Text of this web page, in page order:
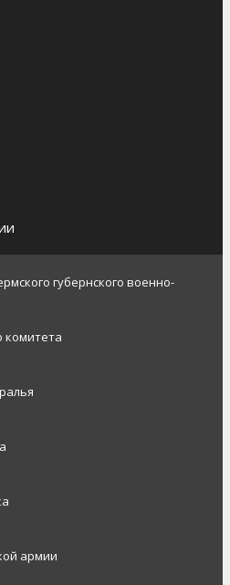
губернского военно-
комитета
армии